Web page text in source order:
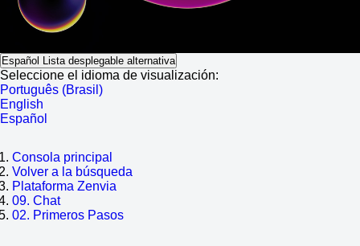
Español Lista desplegable alternativa
Seleccione el idioma de visualización:
Português (Brasil)
English
Español
Consola principal
Volver a la búsqueda
Plataforma Zenvia
09. Chat
02. Primeros Pasos